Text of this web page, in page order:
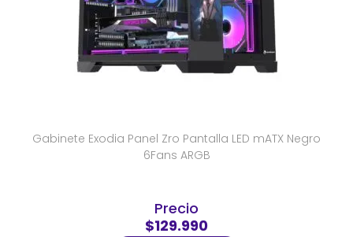
Gabinete Exodia Panel Zro Pantalla LED mATX Negro
6Fans ARGB
Precio
$129.990